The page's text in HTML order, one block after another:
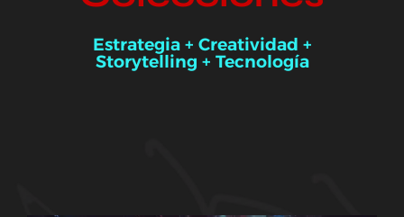
Estrategia + Creatividad +
Storytelling + Tecnología